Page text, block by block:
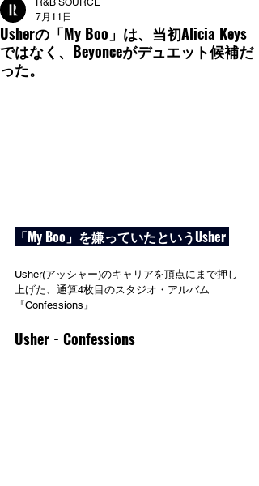
Usherの「My Boo」は、当初Alicia Keys
ではなく、Beyonceがデュエット候補だ
った。
R&B SOURCE
7月11日
「My Boo」を嫌っていたというUsher
Usher(アッシャー)のキャリアを頂点にまで押し
上げた、通算4枚目のスタジオ・アルバム
『Confessions』
Usher - Confessions